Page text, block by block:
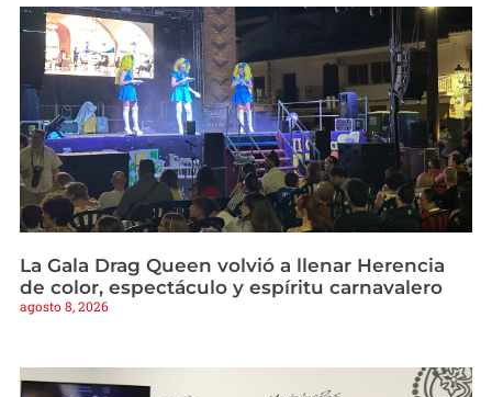
La Gala Drag Queen volvió a llenar Herencia
de color, espectáculo y espíritu carnavalero
agosto 8, 2026